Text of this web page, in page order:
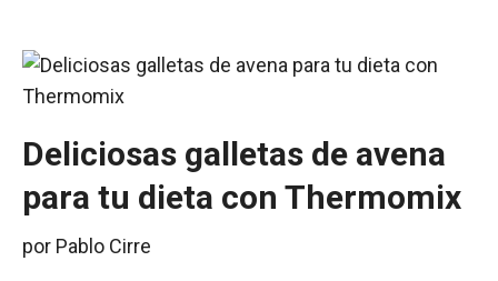
Deliciosas galletas de avena
para tu dieta con Thermomix
por Pablo Cirre